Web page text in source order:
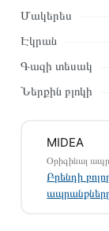
Մեր
կկապվեն ձեզ
պայմանները։
խորհուրդ ենք
կատարվում է
Մակերես
Էկրան
Գազի տեսակ
Ներքին բլոկի
MIDEA
Օրիգինալ
Բրենդի